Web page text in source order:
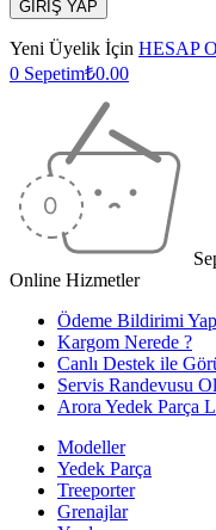
Yeni Üyelik İçin HESAP
0 Sepetim₺0.00
Online Hizmetler
Ödeme Bildirimi Yap
Kargom Nerede ?
Canlı Destek ile
Servis Randevusu
Arora Yedek Parça
Modeller
Yedek Parça
Treeporter
Grenajlar